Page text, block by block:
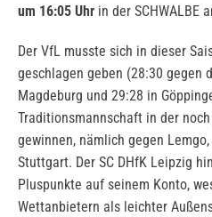
um 16:05 Uhr in der SCHWALBE
Der VfL musste sich in dieser
geschlagen geben (28:30 gegen
Magdeburg und 29:28 in
Traditionsmannschaft in der
gewinnen, nämlich gegen
Stuttgart. Der SC DHfK Leipzig
Pluspunkte auf seinem Konto,
Wettanbietern als leichter